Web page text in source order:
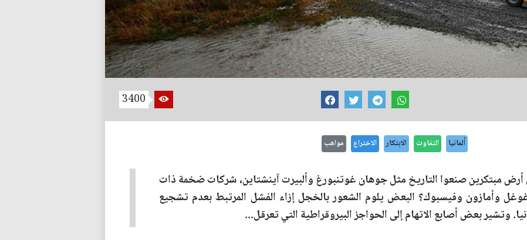
3400
ألمانيا التفاوت الابتكار الاختراع مواهب
أرض مبتكرين صنعوا التاريخ مثل جوهان غوتنبورغ وألبيرت آينشتاين، شركات ضخمة ذات
غوغل وأمازون وفيسبوك؟ البعض يلوم الشعور بالخجل إزاء الفشل المرتبط بعدم تشجيع
وتشير بعض أصابع الاتهام إلى الحواجز البيروقراطية التي تعرقل...